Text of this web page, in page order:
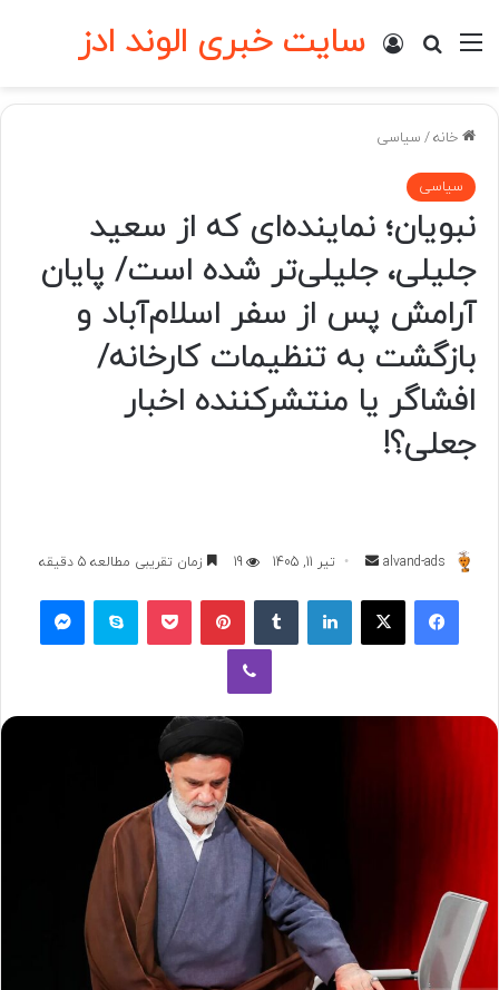
سایت خبری الوند ادز منو جستجو برای
ورود
خانه/ سیاسی
سیاسی
نبویان؛ نماینده‌ای که از سعید
جلیلی، جلیلی‌تر شده است/ پایان
آرامش پس از سفر اسلام‌آباد و
بازگشت به تنظیمات کارخانه/
افشاگر یا منتشرکننده اخبار
جعلی؟!
alvand-ads
ارسال تیر 11, 1405 19 زمان تقریبی مطالعه 5 دقیقه
فیسبوکایکس لینکداینتامبلر پینتریستپاکت اسکایپ مسنجر
وایبر